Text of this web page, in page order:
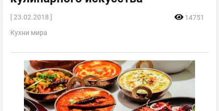
[ 23.02.2018 ]
14751
Кухни мира